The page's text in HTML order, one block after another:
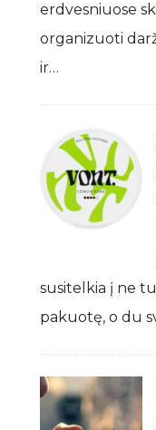
erdvesniuose
organizuoti
ir…
susitelkia į ne
pakuotę, o du